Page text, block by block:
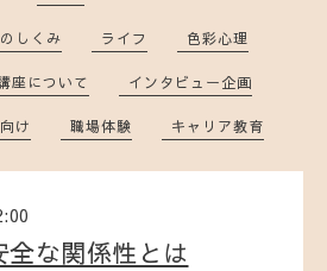
しくみ ライフ 色彩心理
座について インタビュー企画
け 職場体験 キャリア教育
全な関係性とは